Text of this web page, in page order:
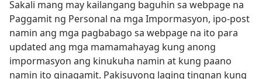
Sakali mang may kailangang baguhin sa webpage na
Paggamit ng Personal na mga Impormasyon, ipo-post
namin ang mga pagbabago sa webpage na ito para
updated ang mga mamamahayag kung anong
impormasyon ang kinukuha namin at kung paano
namin ito ginagamit. Pakisuyong laging tingnan kung